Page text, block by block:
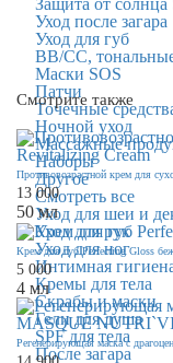
Защита от солнца
Уход после загара
Уход для губ
BB/CC,
Маски SOS
Патчи
Точечные
Ночной уход
Массажные
Наборы
Другое
Смотреть все
Уход для шеи и
Уход для рук
Уход для ног
Интимная
Кремы для тела
Скрабы и маски
Гели для душа
SPF для тела
После загара
Смотрите также
Противовозрастной крем для
13 000
50 мл
Крем для губ Perfecting Gloss
5 000
4 мл
Регенерирующая маска с